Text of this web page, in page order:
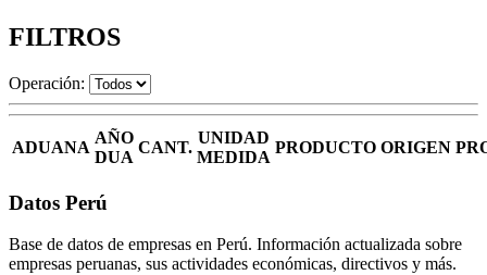
FILTROS
Operación:
ADUANA
AÑO
DUA
CANT.
UNIDAD
MEDIDA
PRODUCTO ORIGEN
Datos Perú
Base de datos de empresas en Perú. Información actualizada sobre
empresas peruanas, sus actividades económicas, directivos y más.